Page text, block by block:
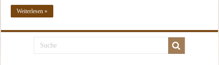
Weiterlesen »